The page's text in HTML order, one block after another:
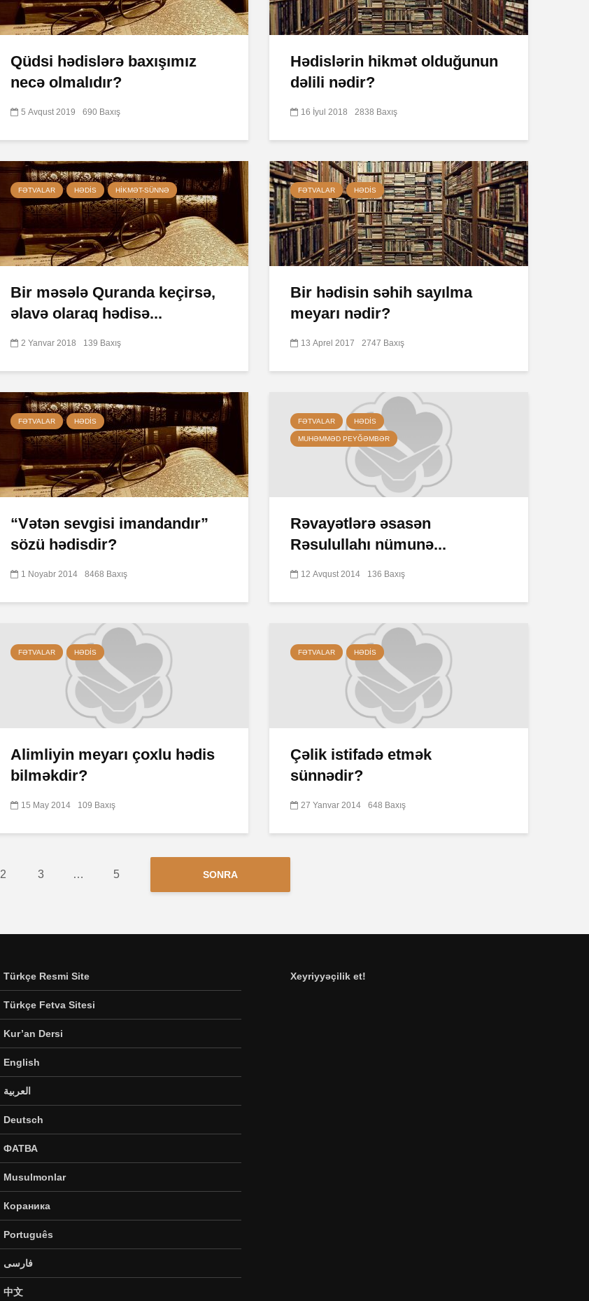
Qüdsi hədislərə baxışımız
necə olmalıdır?
5 Avqust 2019 690 Baxış
Hədislərin hikmət olduğunun
dəlili nədir?
16 İyul 2018 2838 Baxış
FƏTVALAR HƏDIS HIKMƏT-SÜNNƏ
Bir məsələ Quranda keçirsə,
əlavə olaraq hədisə...
2 Yanvar 2018 139 Baxış
FƏTVALAR HƏDIS
Bir hədisin səhih sayılma
meyarı nədir?
13 Aprel 2017 2747 Baxış
FƏTVALAR HƏDIS
“Vətən sevgisi imandandır”
sözü hədisdir?
1 Noyabr 2014 8468 Baxış
FƏTVALAR HƏDIS
MUHƏMMƏD PEYĞƏMBƏR
Rəvayətlərə əsasən
Rəsulullahı nümunə...
12 Avqust 2014 136 Baxış
FƏTVALAR HƏDIS
Alimliyin meyarı çoxlu hədis
bilməkdir?
15 May 2014 109 Baxış
FƏTVALAR HƏDIS
Çəlik istifadə etmək
sünnədir?
27 Yanvar 2014 648 Baxış
2 3 … 5 SONRA
Türkçe Resmi Site
Türkçe Fetva Sitesi
Kur’an Dersi
English
العربية
Deutsch
ФАТВА
Musulmonlar
Кораника
Português
فارسی
中文
Xeyriyyəçilik et!